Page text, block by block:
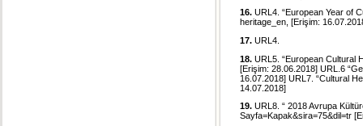
16. URL4. “European Year of
heritage_en , [Erişim:
17. URL4.
18. URL5. “European Cultural
[Erişim: 28.06.2018] URL.6
16.07.2018] URL7. “Cultural
14.07.2018]
19. URL8. “ 2018 Avrupa
Sayfa=Kapak&sira=75&dil=tr